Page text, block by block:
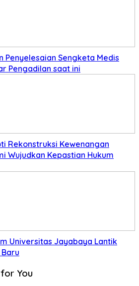
Penyelesaian Sengketa Medis
Pengadilan saat ini
Rekonstruksi Kewenangan
Wujudkan Kepastian Hukum
Universitas Jayabaya Lantik
Baru
You